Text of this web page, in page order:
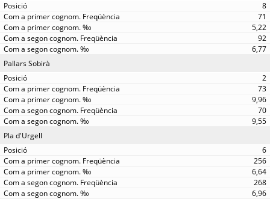
8
71
5,22
92
6,77
Pallars Sobirà
2
73
9,96
70
9,55
Pla d'Urgell
6
256
6,64
268
6,96